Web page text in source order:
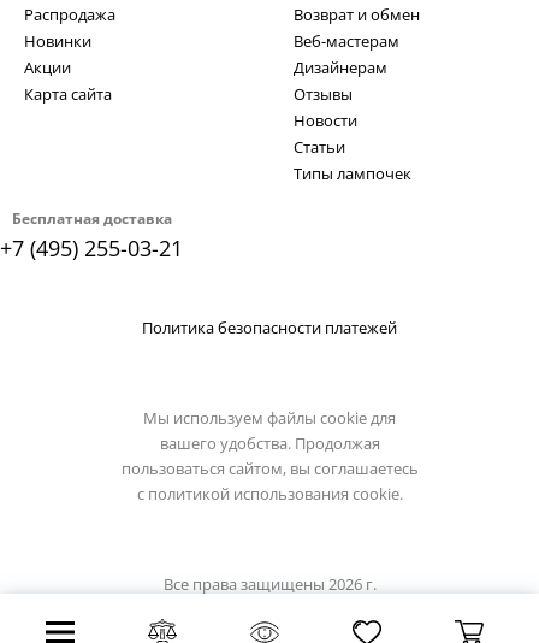
Бесплатная доставка
+7 (495) 255-03-21
Распродажа
Новинки
Акции
Карта сайта
Возврат и обмен
Веб-мастерам
Дизайнерам
Отзывы
Новости
Статьи
Типы лампочек
Политика безопасности платежей
Мы используем файлы cookie для
вашего удобства. Продолжая
пользоваться сайтом, вы соглашаетесь
с политикой использования cookie.
Все права защищены 2026 г.